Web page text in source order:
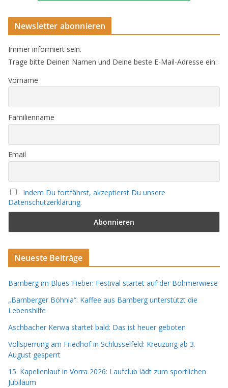
Newsletter abonnieren
Immer informiert sein.
Trage bitte Deinen Namen und Deine beste E-Mail-Adresse ein:
Vorname
Familienname
Email
Indem Du fortfährst, akzeptierst Du unsere
Datenschutzerklärung.
Neueste Beiträge
Bamberg im Blues-Fieber: Festival startet auf der Böhmerwiese
„Bamberger Böhnla“: Kaffee aus Bamberg unterstützt die
Lebenshilfe
Aschbacher Kerwa startet bald: Das ist heuer geboten
Vollsperrung am Friedhof in Schlüsselfeld: Kreuzung ab 3.
August gesperrt
15. Kapellenlauf in Vorra 2026: Laufclub lädt zum sportlichen
Jubiläum